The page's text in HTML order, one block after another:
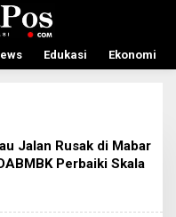
Edukasi Ekonomi
Jalan Rusak di Mabar
Perbaiki Skala